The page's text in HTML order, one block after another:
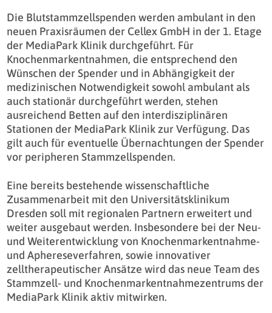
Die Blutstammzellspenden werden ambulant in den
neuen Praxisräumen der Cellex GmbH in der 1. Etage
der MediaPark Klinik durchgeführt. Für
Knochenmarkentnahmen, die entsprechend den
Wünschen der Spender und in Abhängigkeit der
medizinischen Notwendigkeit sowohl ambulant als
auch stationär durchgeführt werden, stehen
ausreichend Betten auf den interdisziplinären
Stationen der MediaPark Klinik zur Verfügung. Das
gilt auch für eventuelle Übernachtungen der Spender
vor peripheren Stammzellspenden.
Eine bereits bestehende wissenschaftliche
Zusammenarbeit mit den Universitätsklinikum
Dresden soll mit regionalen Partnern erweitert und
weiter ausgebaut werden. Insbesondere bei der Neu-
und Weiterentwicklung von Knochenmarkentnahme-
und Aphereseverfahren, sowie innovativer
zelltherapeutischer Ansätze wird das neue Team des
Stammzell- und Knochenmarkentnahmezentrums der
MediaPark Klinik aktiv mitwirken.